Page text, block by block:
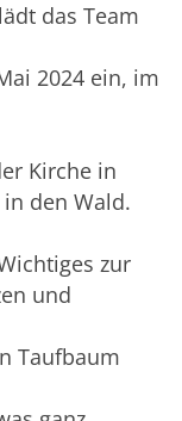
das Team
2024 ein, im
Kirche in
den Wald.
zur
und
Taufbaum